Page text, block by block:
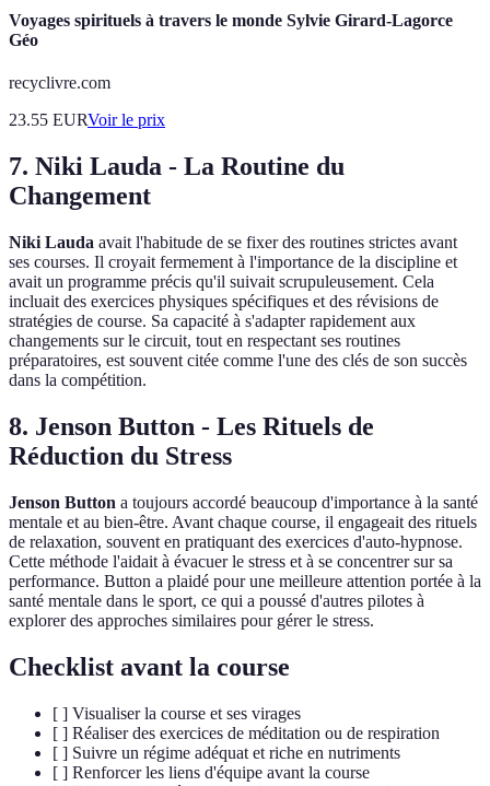
Voyages spirituels à travers le monde Sylvie Girard-Lagorce
Géo
recyclivre.com
23.55 EURVoir le prix
7. Niki Lauda - La Routine du
Changement
Niki Lauda avait l'habitude de se fixer des routines strictes avant
ses courses. Il croyait fermement à l'importance de la discipline et
avait un programme précis qu'il suivait scrupuleusement. Cela
incluait des exercices physiques spécifiques et des révisions de
stratégies de course. Sa capacité à s'adapter rapidement aux
changements sur le circuit, tout en respectant ses routines
préparatoires, est souvent citée comme l'une des clés de son succès
dans la compétition.
8. Jenson Button - Les Rituels de
Réduction du Stress
Jenson Button a toujours accordé beaucoup d'importance à la santé
mentale et au bien-être. Avant chaque course, il engageait des rituels
de relaxation, souvent en pratiquant des exercices d'auto-hypnose.
Cette méthode l'aidait à évacuer le stress et à se concentrer sur sa
performance. Button a plaidé pour une meilleure attention portée à la
santé mentale dans le sport, ce qui a poussé d'autres pilotes à
explorer des approches similaires pour gérer le stress.
Checklist avant la course
[ ] Visualiser la course et ses virages
[ ] Réaliser des exercices de méditation ou de respiration
[ ] Suivre un régime adéquat et riche en nutriments
[ ] Renforcer les liens d'équipe avant la course